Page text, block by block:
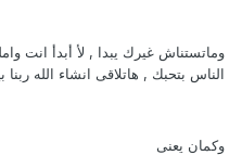
وماتستناش غيرك يبدا , لأ أبدأ انت
الناس بتحبك , هاتلاقى انشاء الله ربنا
وكمان يعنى